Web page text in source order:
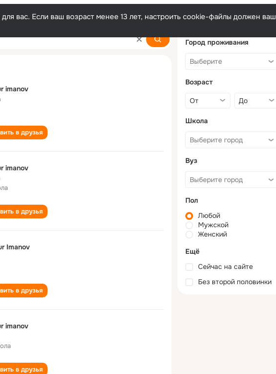
вас. Если ваш возраст менее 13 лет, настроить cookie-файлы должен ваш
imanov
в друзья
imanov
в друзья
Imanov
в друзья
imanov
в друзья
Город проживания
Возраст
Школа
Вуз
Пол
Любой
Мужской
Женский
Ещё
Сейчас на сайте
Без второй половинки